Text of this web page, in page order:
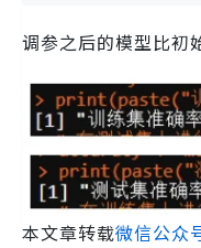
调参之后的模型比初
本文章转载微信公众